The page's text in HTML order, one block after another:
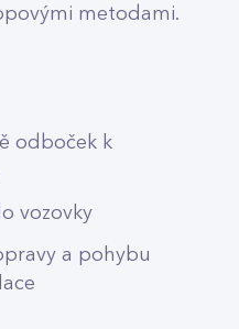
metodami.
odboček k
vozovky
a pohybu